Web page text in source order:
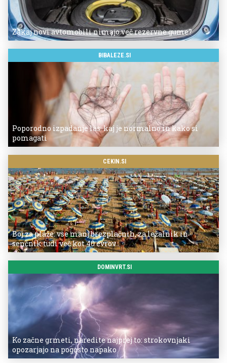
Zakaj novi avtomobili nimajo več rezervne gume?
BIBALEZE.SI
Poporodno izpadanje las: kaj je normalno in kako si
pomagati
CEKIN.SI
Boj za plaže: vse manj brezplačnih, za ležalnik in
senčnik tudi več kot 40 evrov
DOMINVRT.SI
Ko začne grmeti, naredite najprej to: strokovnjaki
opozarjajo na pogosto napako